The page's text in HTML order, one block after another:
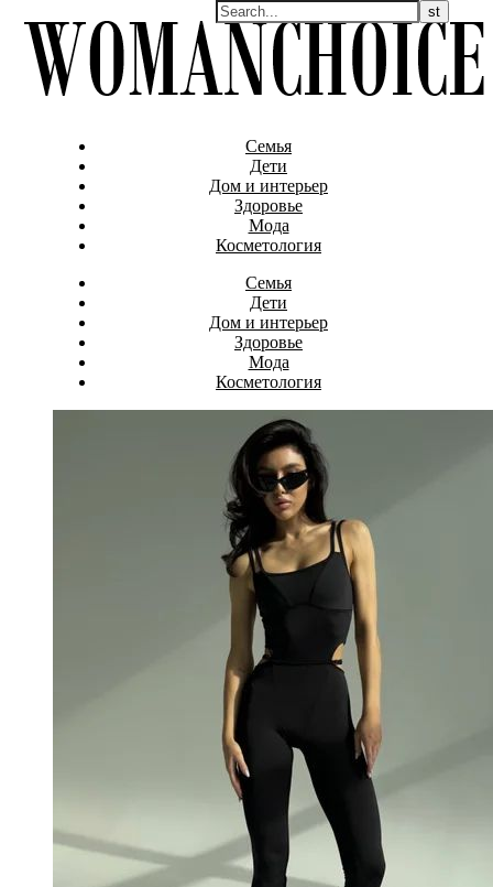
Семья
Дети
Дом и интерьер
Здоровье
Мода
Косметология
Семья
Дети
Дом и интерьер
Здоровье
Мода
Косметология